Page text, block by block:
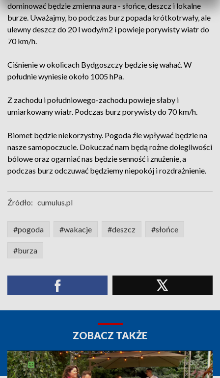
dominować będzie zmienna aura - słońce, deszcz i lokalne
burze. Uważajmy, bo podczas burz popada krótkotrwały, ale
ulewny deszcz do 20 l wody/m2 i powieje porywisty wiatr do
70 km/h.
Ciśnienie w okolicach Bydgoszczy będzie się wahać. W
południe wyniesie około 1005 hPa.
Z zachodu i południowego-zachodu powieje słaby i
umiarkowany wiatr. Podczas burz porywisty do 70 km/h.
Biomet będzie niekorzystny. Pogoda źle wpływać będzie na
nasze samopoczucie. Dokuczać nam będą rożne dolegliwości
bólowe oraz ogarniać nas będzie senność i znużenie, a
podczas burz odczuwać będziemy niepokój i rozdrażnienie.
Źródło: cumulus.pl
#pogoda #wakacje #deszcz #słońce
#burza
ZOBACZ TAKŻE